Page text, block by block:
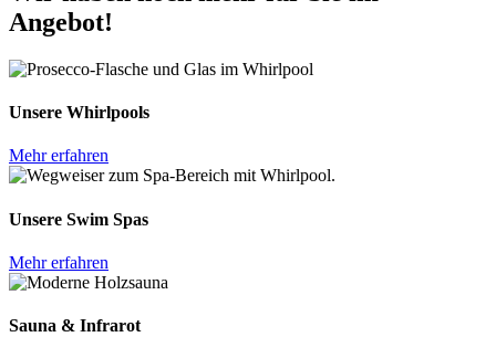
Angebot!
Unsere Whirlpools
Mehr erfahren
Unsere Swim Spas
Mehr erfahren
Sauna & Infrarot